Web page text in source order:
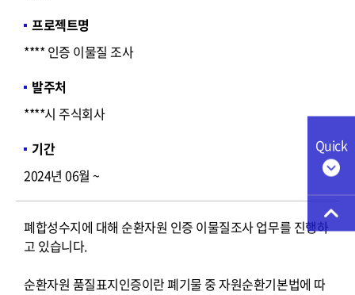
Quick
프로젝트명
**** 인증 이물질 조사
발주처
****시 주식회사
기간
2024년 06월 ~
폐합성수지에 대해 순환자원 인증 이물질조사 업무를 진행하
고 있습니다.
순환자원 품질표지인증이란 폐기물 중 자원순환기본법에 따